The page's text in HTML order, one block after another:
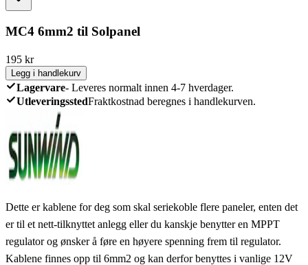
MC4 6mm2 til Solpanel
195 kr
Legg i handlekurv
Lagervare- Leveres normalt innen 4-7 hverdager.
UtleveringsstedFraktkostnad beregnes i handlekurven.
Dette er kablene for deg som skal seriekoble flere paneler, enten det
er til et nett-tilknyttet anlegg eller du kanskje benytter en MPPT
regulator og ønsker å føre en høyere spenning frem til regulator.
Kablene finnes opp til 6mm2 og kan derfor benyttes i vanlige 12V